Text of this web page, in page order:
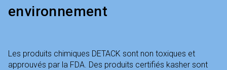
environnement
Les produits chimiques DETACK sont non toxiques et
approuvés par la FDA. Des produits certifiés kasher sont